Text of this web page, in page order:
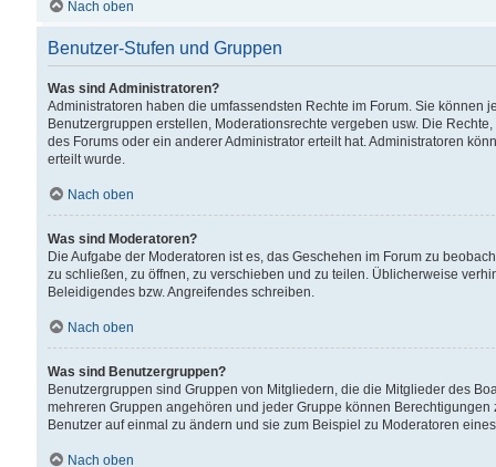
Nach oben
Benutzer-Stufen und Gruppen
Was sind Administratoren?
Administratoren haben die umfassendsten Rechte im Forum. Sie können
Benutzergruppen erstellen, Moderationsrechte vergeben usw. Die
des Forums oder ein anderer Administrator erteilt hat. Administratoren
erteilt wurde.
Nach oben
Was sind Moderatoren?
Die Aufgabe der Moderatoren ist es, das Geschehen im Forum zu
zu schließen, zu öffnen, zu verschieben und zu teilen. Üblicherweise
Beleidigendes bzw. Angreifendes schreiben.
Nach oben
Was sind Benutzergruppen?
Benutzergruppen sind Gruppen von Mitgliedern, die die Mitglieder des
mehreren Gruppen angehören und jeder Gruppe können
Benutzer auf einmal zu ändern und sie zum Beispiel zu Moderatoren
Nach oben